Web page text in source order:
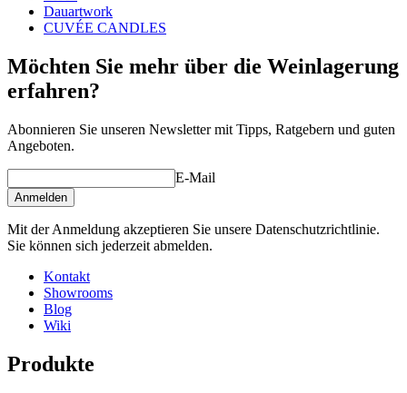
Dauartwork
CUVÉE CANDLES
Möchten Sie mehr über die Weinlagerung
erfahren?
Abonnieren Sie unseren Newsletter mit Tipps, Ratgebern und guten
Angeboten.
E-Mail
Anmelden
Mit der Anmeldung akzeptieren Sie unsere Datenschutzrichtlinie.
Sie können sich jederzeit abmelden.
Kontakt
Showrooms
Blog
Wiki
Produkte